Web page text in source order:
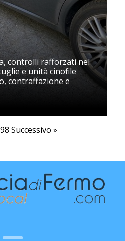
controlli rafforzati nel
e unità cinofile
contraffazione e
Successivo »